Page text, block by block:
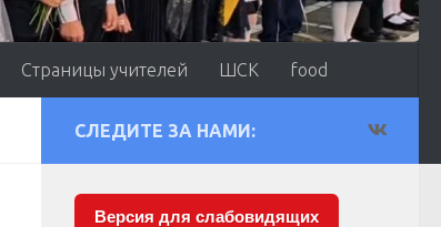
Страницы учителей ШСК food
СЛЕДИТЕ ЗА НАМИ:
Версия для слабовидящих